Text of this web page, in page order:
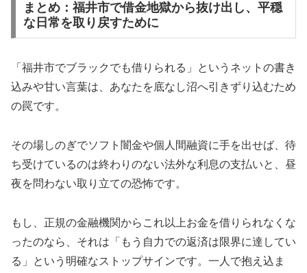
まとめ：福井市で借金地獄から抜け出し、平穏
な日常を取り戻すために
「福井市でブラックでも借りられる」というネットの書き
込みや甘い言葉は、あなたを底なし沼へ引きずり込むため
の罠です。
その場しのぎでソフト闇金や個人間融資に手を出せば、待
ち受けているのは終わりのない法外な利息の支払いと、昼
夜を問わない取り立ての恐怖です。
もし、正規の金融機関からこれ以上お金を借りられなくな
ったのなら、それは「もう自力での返済は限界に達してい
る」という明確なストップサインです。一人で抱え込ま